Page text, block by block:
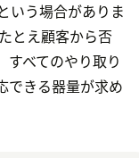
いう場合がありま
とえ顧客から否
すべてのやり取り
できる器量が求め